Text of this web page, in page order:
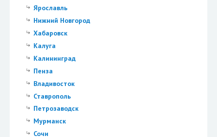
Ярославль
Нижний Новгород
Хабаровск
Калуга
Калининград
Пенза
Владивосток
Ставрополь
Петрозаводск
Мурманск
Сочи